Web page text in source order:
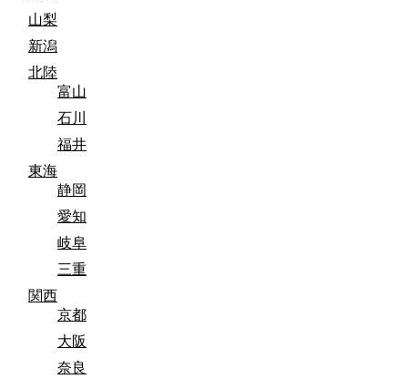
山梨
新潟
北陸
富山
石川
福井
東海
静岡
愛知
岐阜
三重
関西
京都
大阪
奈良